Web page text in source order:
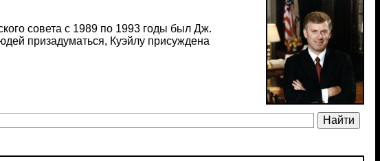
совета с 1989 по 1993 годы был Дж.
призадуматься, Куэйлу присуждена